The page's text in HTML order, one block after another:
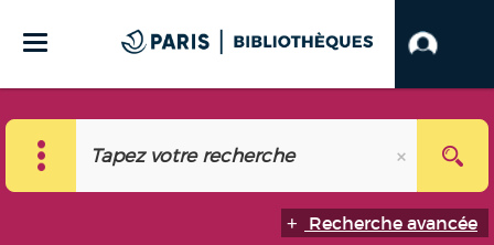
Recherche avancée